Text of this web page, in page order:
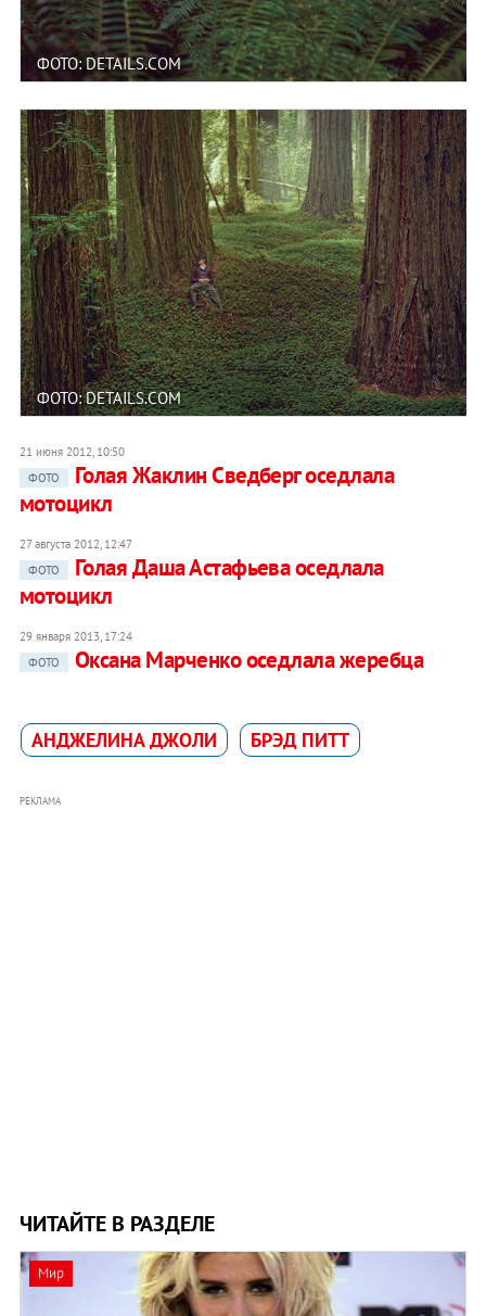
ФОТО: DETAILS.COM
ФОТО: DETAILS.COM
21 июня 2012, 10:50
ФОТО
Голая Жаклин Сведберг оседлала
мотоцикл
27 августа 2012, 12:47
ФОТО
Голая Даша Астафьева оседлала
мотоцикл
29 января 2013, 17:24
ФОТО
Оксана Марченко оседлала жеребца
АНДЖЕЛИНА ДЖОЛИ БРЭД ПИТТ
РЕКЛАМА
ЧИТАЙТЕ В РАЗДЕЛЕ
Мир